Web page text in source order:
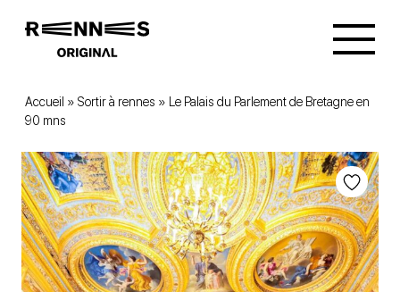
Accueil » Sortir à rennes »
Le Palais du Parlement de Bretagne en
90 mns